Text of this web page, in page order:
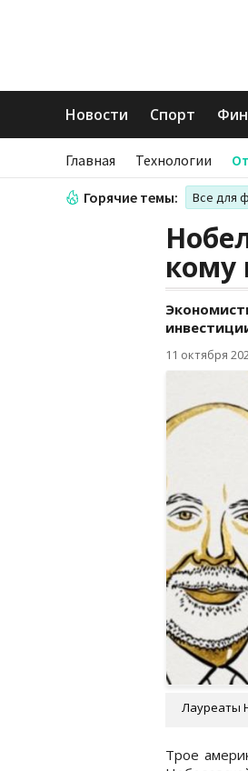
Новости Спорт
Главная Технологии
Горячие темы: Все для
кому
11 октября
Лауреаты
Трое